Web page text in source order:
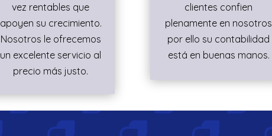
vez rentables que
apoyen su crecimiento.
Nosotros le ofrecemos
un excelente servicio al
precio más justo.
clientes confien
plenamente en nosotros
por ello su contabilidad
está en buenas manos.